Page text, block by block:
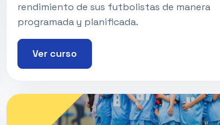
rendimiento de sus futbolistas de manera
programada y planificada.
Ver curso